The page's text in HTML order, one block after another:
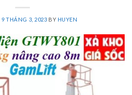
9 THÁNG 3, 2023 BY HUYEN